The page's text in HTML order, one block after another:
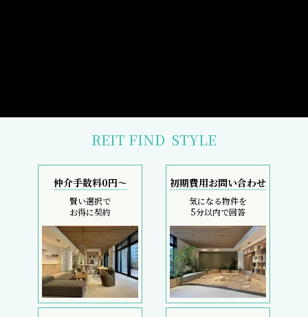
REIT FIND STYLE
仲介手数料0円～
賢い選択で
お得に契約
初期費用お問い合わせ
気になる物件を
5分以内で回答